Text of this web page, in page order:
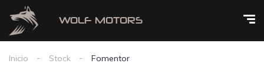
Inicio Stock Fomentor